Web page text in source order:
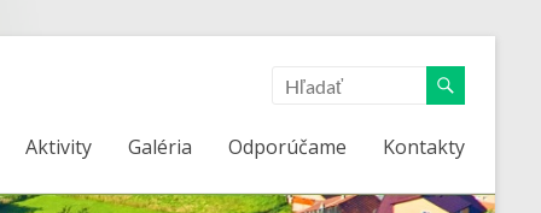
Aktivity Galéria Odporúčame Kontakty